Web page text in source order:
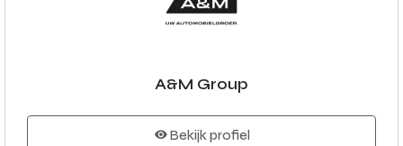
A&M Group
Bekijk profiel